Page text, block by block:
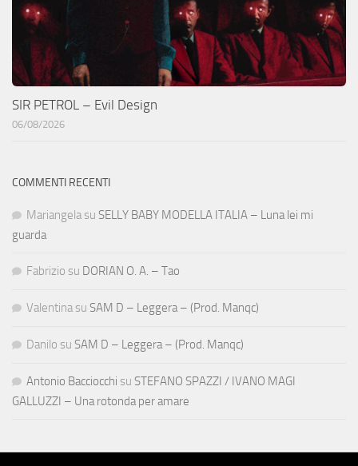
SIR PETROL – Evil Design
06/08/2026
COMMENTI RECENTI
Mariangela su SELLY BABY MODELLA ITALIA – Luna lei mi
guarda
Fabrizio su DORIAN O. A. – Tao
Valentina su SAM D – Leggera – (Prod. Manqc)
Danilo su SAM D – Leggera – (Prod. Manqc)
Antonio Bacciocchi su STEFANO SPAZZI / IVANO MAGI
GALLUZZI – Una rotonda per amare